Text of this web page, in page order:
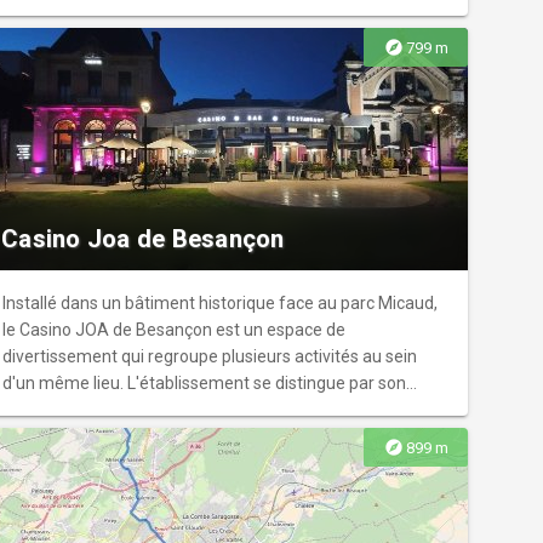
explore 799 m
Casino Joa de Besançon
Installé dans un bâtiment historique face au parc Micaud,
le Casino JOA de Besançon est un espace de
divertissement qui regroupe plusieurs activités au sein
d'un même lieu. L'établissement se distingue par son
immédiate des rives du Doubs. Le complexe abrite un
restaurant, le Comptoir JOA, proposant une cuisine de
type bistro moderne élaborée à partir de produits de
saison. Un bar central complète l'offre, servant de point de
explore 899 m